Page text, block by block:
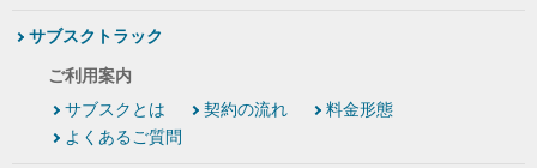
サブスクトラック
ご利用案内
サブスクとは
契約の流れ
料金形態
よくあるご質問